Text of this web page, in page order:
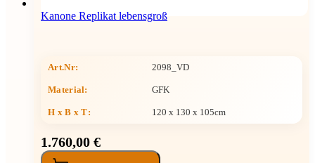
Kanone Replikat lebensgroß
Art.Nr: 2098_VD
Material: GFK
H x B x T: 120 x 130 x 105cm
1.760,00 €